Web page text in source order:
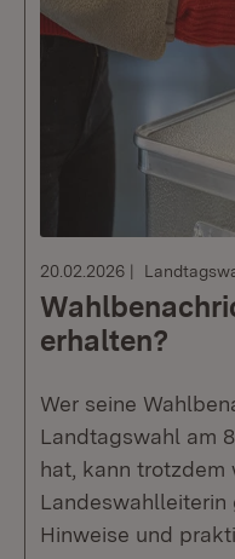
20.02.2026
erhalten?
Wer seine
Landtagswahl am
hat, kann trotzdem
Hinweise und